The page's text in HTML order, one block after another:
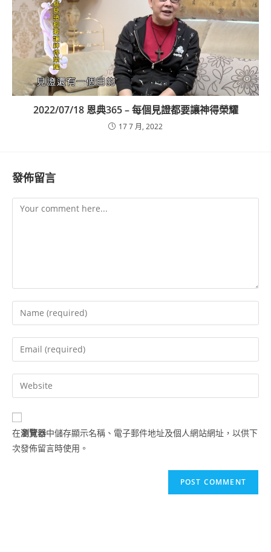
2022/07/18 恩典365 – 每個見證都要讓神得榮耀
17 7 月, 2022
發佈留言
在瀏覽器中儲存顯示名稱、電子郵件地址及個人網站網址，以供下
次發佈留言時使用。